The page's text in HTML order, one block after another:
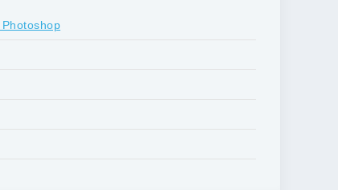
Photoshop